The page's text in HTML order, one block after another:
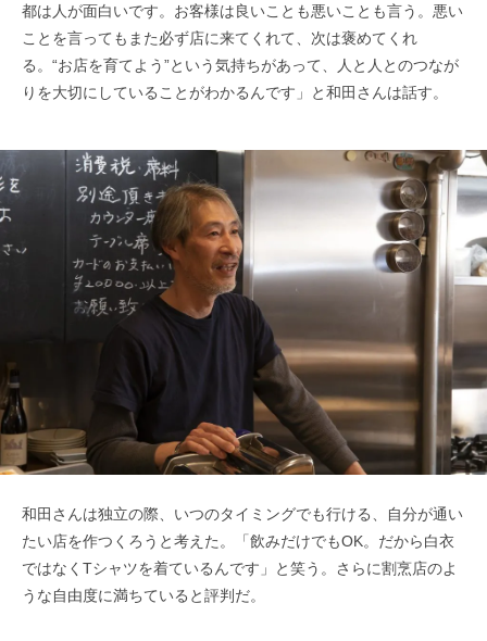
都は人が面白いです。お客様は良いことも悪いことも言う。悪い
ことを言ってもまた必ず店に来てくれて、次は褒めてくれ
る。“お店を育てよう”という気持ちがあって、人と人とのつなが
りを大切にしていることがわかるんです」と和田さんは話す。
和田さんは独立の際、いつのタイミングでも行ける、自分が通い
たい店を作つくろうと考えた。「飲みだけでもOK。だから白衣
ではなくTシャツを着ているんです」と笑う。さらに割烹店のよ
うな自由度に満ちていると評判だ。